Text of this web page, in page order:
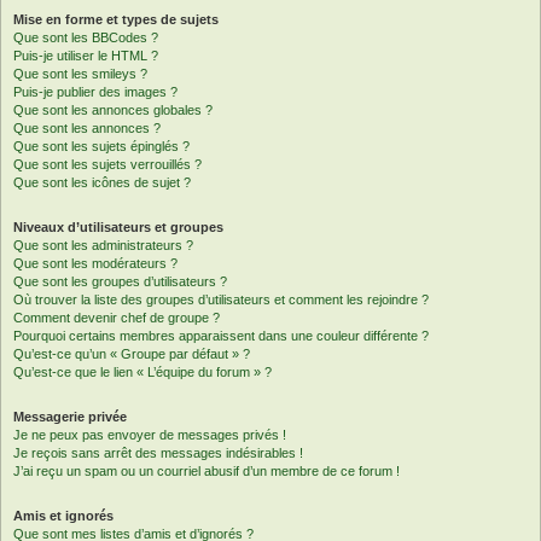
Mise en forme et types de sujets
Que sont les BBCodes ?
Puis-je utiliser le HTML ?
Que sont les smileys ?
Puis-je publier des images ?
Que sont les annonces globales ?
Que sont les annonces ?
Que sont les sujets épinglés ?
Que sont les sujets verrouillés ?
Que sont les icônes de sujet ?
Niveaux d’utilisateurs et groupes
Que sont les administrateurs ?
Que sont les modérateurs ?
Que sont les groupes d’utilisateurs ?
Où trouver la liste des groupes d’utilisateurs et comment les rejoindre ?
Comment devenir chef de groupe ?
Pourquoi certains membres apparaissent dans une couleur différente ?
Qu’est-ce qu’un « Groupe par défaut » ?
Qu’est-ce que le lien « L’équipe du forum » ?
Messagerie privée
Je ne peux pas envoyer de messages privés !
Je reçois sans arrêt des messages indésirables !
J’ai reçu un spam ou un courriel abusif d’un membre de ce forum !
Amis et ignorés
Que sont mes listes d’amis et d’ignorés ?